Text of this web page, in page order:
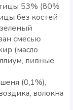
53% (80%
без костей
смесью
(масло
пивные
(0,1%),
волокна